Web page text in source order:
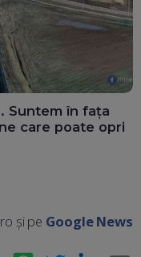
Suntem în fața
care poate opri
și pe Google News